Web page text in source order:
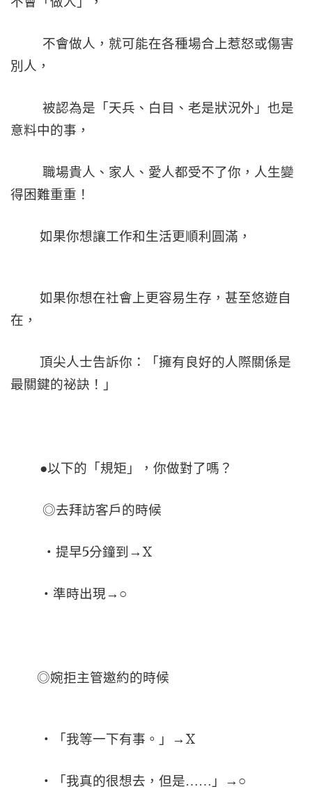
不會做人，就可能在各種場合上惹怒或傷害
別人，
被認為是「天兵、白目、老是狀況外」也是
意料中的事，
職場貴人、家人、愛人都受不了你，人生變
得困難重重！
如果你想讓工作和生活更順利圓滿，
如果你想在社會上更容易生存，甚至悠遊自
在，
頂尖人士告訴你：「擁有良好的人際關係是
最關鍵的祕訣！」
●以下的「規矩」，你做對了嗎？
◎去拜訪客戶的時候
‧提早5分鐘到→ X
‧準時出現→○
◎婉拒主管邀約的時候
‧「我等一下有事。」→ X
‧「我真的很想去，但是……」→○